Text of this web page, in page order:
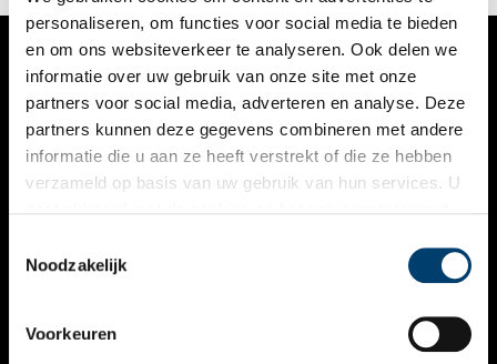
personaliseren, om functies voor social media te bieden
en om ons websiteverkeer te analyseren. Ook delen we
informatie over uw gebruik van onze site met onze
partners voor social media, adverteren en analyse. Deze
partners kunnen deze gegevens combineren met andere
informatie die u aan ze heeft verstrekt of die ze hebben
verzameld op basis van uw gebruik van hun services. U
Noodzakelijk
Voorkeuren
VERHALEN
NIEUWS
KALENDER
ACTIVITEITEN